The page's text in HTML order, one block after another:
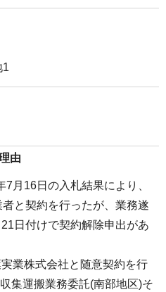
1
由
月16日の入札結果により、
と契約を行ったが、業務遂
日付けで契約解除申出があ
業株式会社と随意契約を行
集運搬業務委託(南部地区)そ